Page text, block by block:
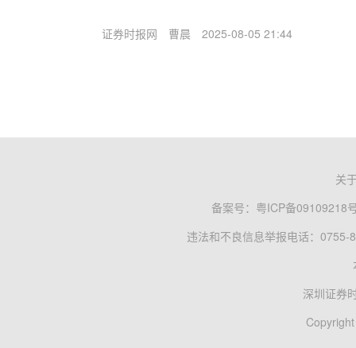
证券时报网 曹晨 2025-08-05 21:44
关
备案号： 粤ICP备09109218
违法和不良信息举报电话：0755-
深圳证券